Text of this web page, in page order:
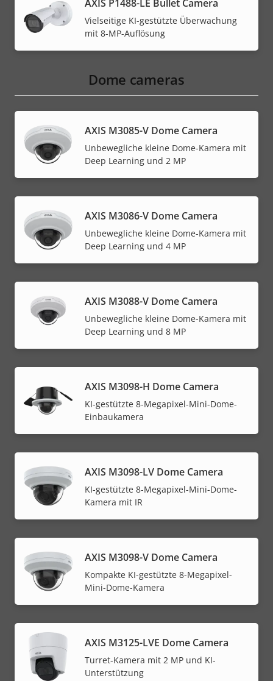
AXIS P1488-LE Bullet Camera
Vielseitige KI-gestützte Überwachung
mit 8-MP-Auflösung
Dome cameras
AXIS M3085-V Dome Camera
Unbewegliche kleine Dome-Kamera mit
Deep Learning und 2 MP
AXIS M3086-V Dome Camera
Unbewegliche kleine Dome-Kamera mit
Deep Learning und 4 MP
AXIS M3088-V Dome Camera
Unbewegliche kleine Dome-Kamera mit
Deep Learning und 8 MP
AXIS M3098-H Dome Camera
KI-gestützte 8-Megapixel-Mini-Dome-
Einbaukamera
AXIS M3098-LV Dome Camera
KI-gestützte 8-Megapixel-Mini-Dome-
Kamera mit IR
AXIS M3098-V Dome Camera
Kompakte KI-gestützte 8-Megapixel-
Mini-Dome-Kamera
AXIS M3125-LVE Dome Camera
Turret-Kamera mit 2 MP und KI-
Unterstützung